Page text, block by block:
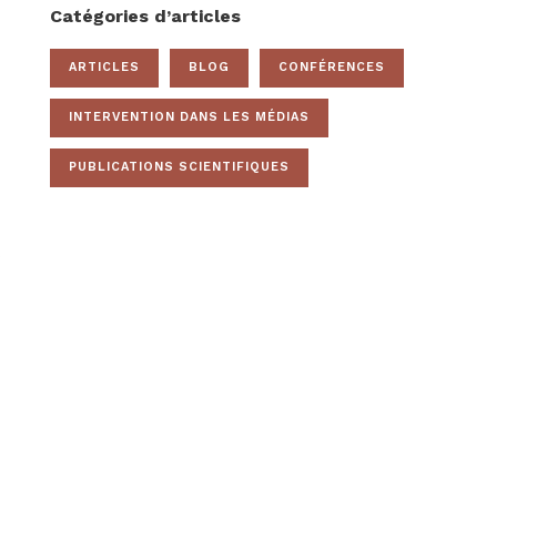
Catégories d’articles
ARTICLES BLOG CONFÉRENCES
INTERVENTION DANS LES MÉDIAS
PUBLICATIONS SCIENTIFIQUES